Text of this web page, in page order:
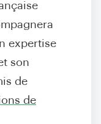
expertise
son
de
de